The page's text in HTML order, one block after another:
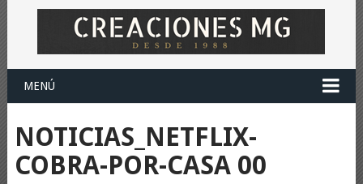
MENÚ
NOTICIAS_NETFLIX-
COBRA-POR-CASA 00